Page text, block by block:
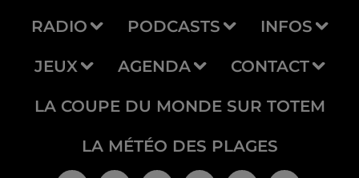
RADIO PODCASTS INFOS
JEUX AGENDA CONTACT
LA COUPE DU MONDE SUR TOTEM
LA MÉTÉO DES PLAGES